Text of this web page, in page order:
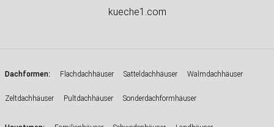
kueche1.com
Dachformen: Flachdachhäuser Satteldachhäuser Walmdachhäuser
Zeltdachhäuser Pultdachhäuser Sonderdachformhäuser